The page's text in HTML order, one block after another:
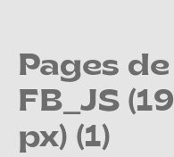
Pages
FB_JS
px) (1)